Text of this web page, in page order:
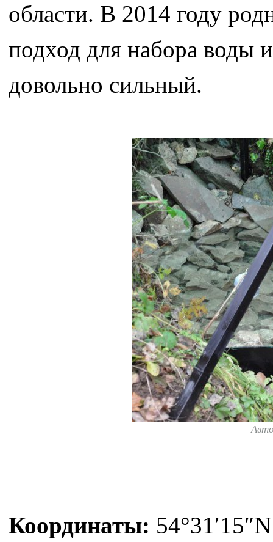
области. В 2014 году
подход для набора воды
довольно сильный.
Координаты: